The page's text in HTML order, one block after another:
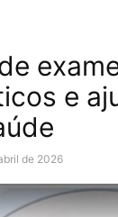
e
de 2026